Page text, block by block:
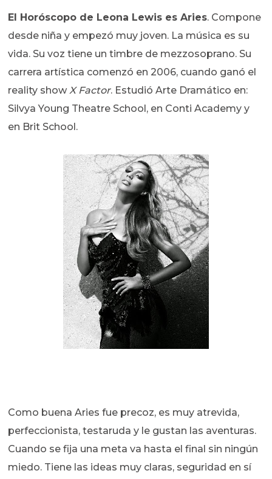
El Horóscopo de Leona Lewis es Aries. Compone
desde niña y empezó muy joven. La música es su
vida. Su voz tiene un timbre de mezzosoprano. Su
carrera artística comenzó en 2006, cuando ganó el
reality showX Factor. Estudió Arte Dramático en:
Silvya Young Theatre School, en Conti Academy y
en Brit School.
Como buena Aries fue precoz, es muy atrevida,
perfeccionista, testaruda y le gustan las aventuras.
Cuando se fija una meta va hasta el final sin ningún
miedo. Tiene las ideas muy claras, seguridad en sí